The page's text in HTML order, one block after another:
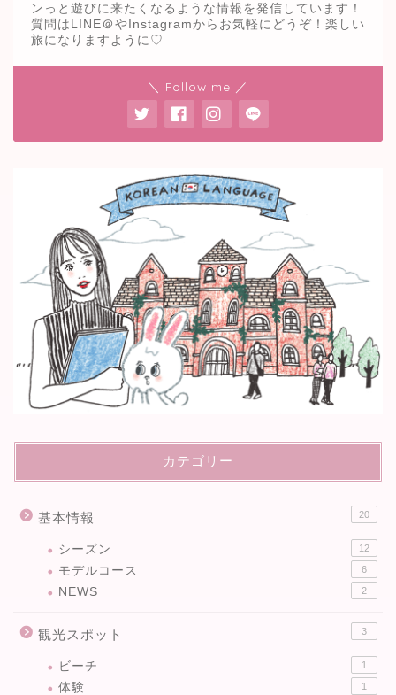
ンっと遊びに来たくなるような情報を発信しています！
質問はLINE＠やInstagramからお気軽にどうぞ！楽しい
旅になりますように♡
＼ Follow me ／
カテゴリー
基本情報 20
シーズン 12
モデルコース 6
NEWS 2
観光スポット 3
ビーチ 1
体験 1